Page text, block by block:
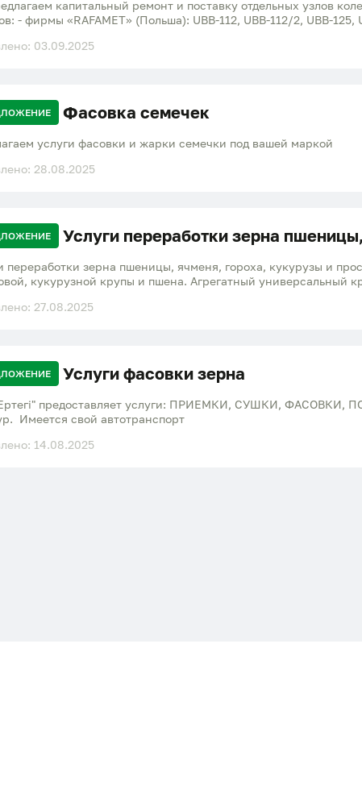
капитальный ремонт и поставку отдельных узлов
- фирмы «RAFAMET» (Польша): UBB-112, UBB-112/2, UBB-125, UBB-150, UGD-150 и др. ·
1836М.10, КЖ1836Б, 1836А - колесофрезерный КЖ-20, КЖ-
03.09.2025
Фасовка семечек
услуги фасовки и жарки семечки под вашей маркой
28.08.2025
Услуги переработки зерна
переработки зерна пшеницы, ячменя, гороха, кукурузы и
кукурузной крупы и пшена. Агрегатный универсальный
27.08.2025
Услуги фасовки зерна
предоставляет услуги: ПРИЕМКИ, СУШКИ, ФАСОВКИ,
Имеется свой автотранспорт
14.08.2025